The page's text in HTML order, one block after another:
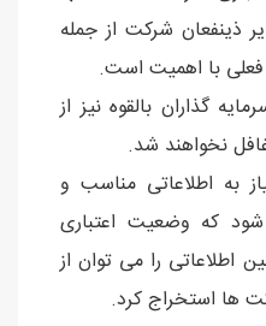
ذینفعان شركت از جمله
فعلی با اهمیت است.
گذاران بالقوه نیز از
نخواهند شد.
به اطلاعاتی مناسب و
كه وضعیت اعتباری
اطلاعاتی را می توان از
ها استخراج كرد.